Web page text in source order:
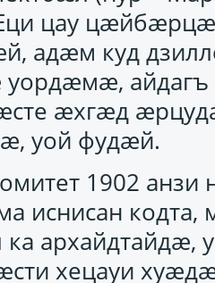
цау
адӕм куд
айдагъ
ӕхгӕд
уой фудӕй.
1902
кодта,
архайдтайдӕ,
хецауи